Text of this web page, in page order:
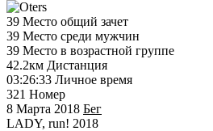
39 Место общий зачет
39 Место среди мужчин
39 Место в возрастной группе
42.2км Дистанция
03:26:33 Личное время
321 Номер
8 Марта 2018 Бег
LADY, run! 2018